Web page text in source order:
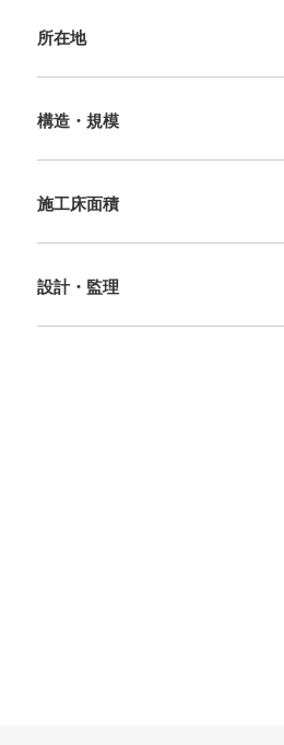
所在地
構造・規模
施工床面積
設計・監理